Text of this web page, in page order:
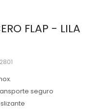
FLAP - LILA
seguro